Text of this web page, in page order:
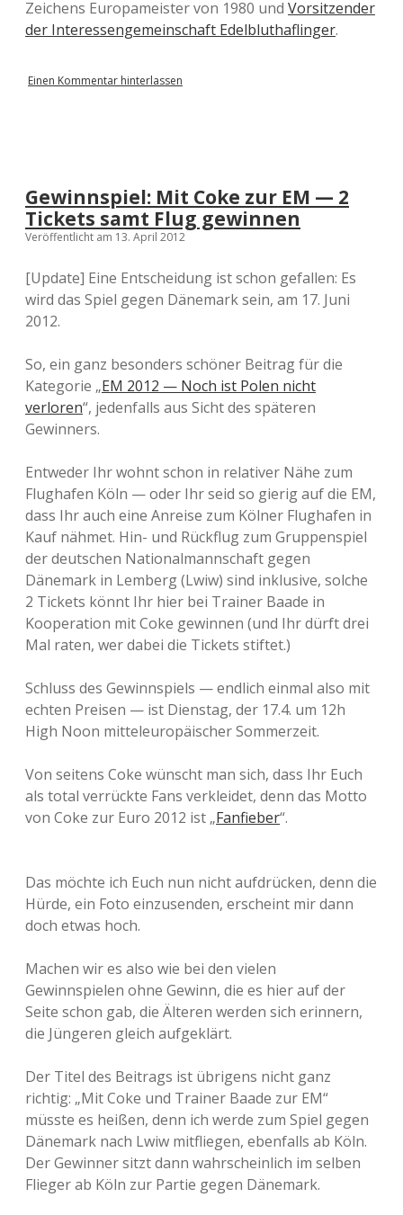
Zeichens Europameister von 1980 und Vorsitzender
der Interessengemeinschaft Edelbluthaflinger.
Einen Kommentar hinterlassen
Gewinnspiel: Mit Coke zur EM — 2
Tickets samt Flug gewinnen
Veröffentlicht am 13. April 2012
[Update] Eine Entscheidung ist schon gefallen: Es
wird das Spiel gegen Dänemark sein, am 17. Juni
2012.
So, ein ganz besonders schöner Beitrag für die
Kategorie „EM 2012 — Noch ist Polen nicht
verloren“, jedenfalls aus Sicht des späteren
Gewinners.
Entweder Ihr wohnt schon in relativer Nähe zum
Flughafen Köln — oder Ihr seid so gierig auf die EM,
dass Ihr auch eine Anreise zum Kölner Flughafen in
Kauf nähmet. Hin- und Rückflug zum Gruppenspiel
der deutschen Nationalmannschaft gegen
Dänemark in Lemberg (Lwiw) sind inklusive, solche
2 Tickets könnt Ihr hier bei Trainer Baade in
Kooperation mit Coke gewinnen (und Ihr dürft drei
Mal raten, wer dabei die Tickets stiftet.)
Schluss des Gewinnspiels — endlich einmal also mit
echten Preisen — ist Dienstag, der 17.4. um 12h
High Noon mitteleuropäischer Sommerzeit.
Von seitens Coke wünscht man sich, dass Ihr Euch
als total verrückte Fans verkleidet, denn das Motto
von Coke zur Euro 2012 ist „Fanfieber“.
Das möchte ich Euch nun nicht aufdrücken, denn die
Hürde, ein Foto einzusenden, erscheint mir dann
doch etwas hoch.
Machen wir es also wie bei den vielen
Gewinnspielen ohne Gewinn, die es hier auf der
Seite schon gab, die Älteren werden sich erinnern,
die Jüngeren gleich aufgeklärt.
Der Titel des Beitrags ist übrigens nicht ganz
richtig: „Mit Coke und Trainer Baade zur EM“
müsste es heißen, denn ich werde zum Spiel gegen
Dänemark nach Lwiw mitfliegen, ebenfalls ab Köln.
Der Gewinner sitzt dann wahrscheinlich im selben
Flieger ab Köln zur Partie gegen Dänemark.